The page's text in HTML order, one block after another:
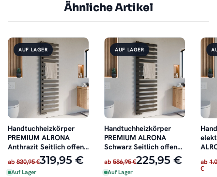
Ähnliche Artikel
AUF LAGER
Handtuchheizkörper
PREMIUM ALRONA
Anthrazit Seitlich offen
rechts oder links
ab 830,95 €319,95 €
Auf Lager
AUF LAGER
Handtuchheizkörper
PREMIUM ALRONA
Schwarz Seitlich offen
rechts oder links
ab 586,95 €225,95 €
Auf Lager
ab
€